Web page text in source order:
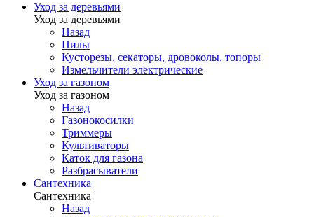
Уход за деревьями
Уход за деревьями
Назад
Пилы
Кусторезы, секаторы, дровоколы, топоры
Измельчители электрические
Уход за газоном
Уход за газоном
Назад
Газонокосилки
Триммеры
Культиваторы
Каток для газона
Разбрасыватели
Сантехника
Сантехника
Назад